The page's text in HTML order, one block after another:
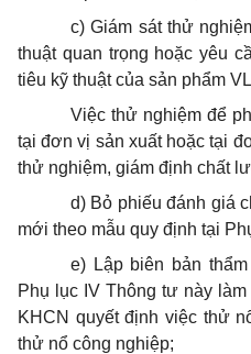
c) Giám sát thử
thuật quan trọng hoặc yêu
tiêu kỹ thuật của sản phẩm
Việc thử nghiệm để
tại đơn vị sản xuất hoặc tại
thử nghiệm, giám định chất
d) Bỏ phiếu đánh giá
mới theo mẫu quy định tại
e) Lập biên bản
Phụ lục IV Thông tư này
KHCN quyết định việc thử
thử nổ công nghiệp;